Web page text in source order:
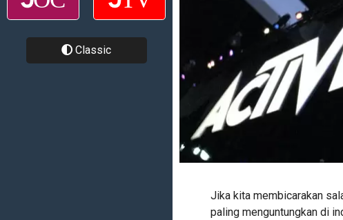
Classic
Jika kita membicarakan
paling menguntungkan di